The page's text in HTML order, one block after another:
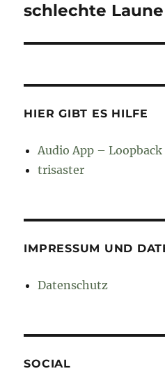
Beitrag:
schlechte
HIER GIBT ES HILFE
Audio App – Loopback
trisaster
IMPRESSUM UND
Datenschutz
SOCIAL